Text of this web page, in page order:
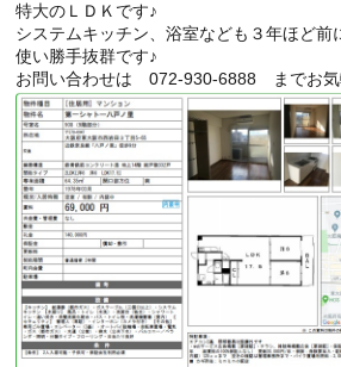
特大のＬＤＫです♪
システムキッチン、浴室なども３年ほど前
使い勝手抜群です♪
お問い合わせは 072-930-6888 までお気